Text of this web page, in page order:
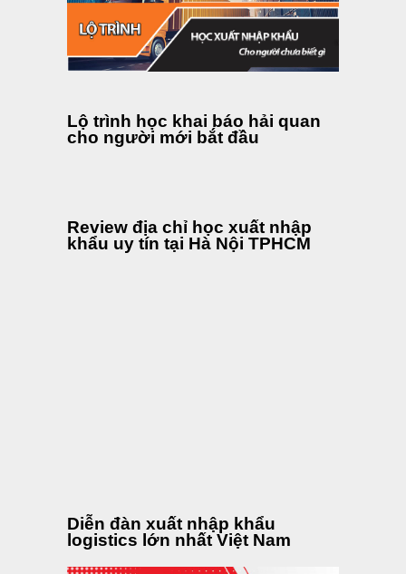
Lộ trình học khai báo hải quan
cho người mới bắt đầu
Review địa chỉ học xuất nhập
khẩu uy tín tại Hà Nội TPHCM
Diễn đàn xuất nhập khẩu
logistics lớn nhất Việt Nam